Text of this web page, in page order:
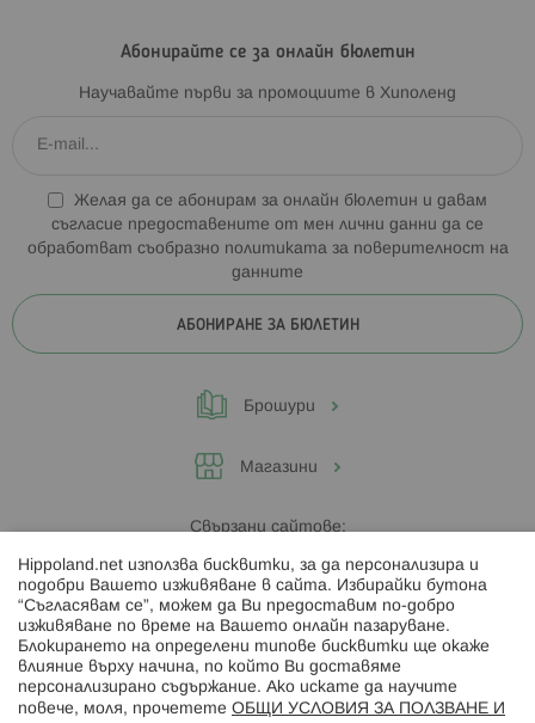
Абонирайте се за онлайн бюлетин
Научавайте първи за промоциите в Хиполенд
Желая да се абонирам за онлайн бюлетин и давам
съгласие предоставените от мен лични данни да се
обработват съобразно политиката за поверителност на
данните
АБОНИРАНЕ ЗА БЮЛЕТИН
Брошури
Магазини
Свързани сайтове:
Hippoland.ro
Последвайте ни:
Hippoland.net използва бисквитки, за да персонализира и
подобри Вашето изживяване в сайта. Избирайки бутона
“Съгласявам се”, можем да Ви предоставим по-добро
изживяване по време на Вашето онлайн пазаруване.
Блокирането на определени типове бисквитки ще окаже
влияние върху начина, по който Ви доставяме
персонализирано съдържание. Ако искате да научите
повече, моля, прочетете ОБЩИ УСЛОВИЯ ЗА ПОЛЗВАНЕ И